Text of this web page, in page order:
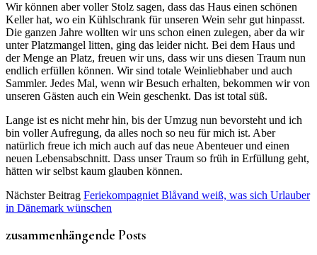
Wir können aber voller Stolz sagen, dass das Haus einen schönen
Keller hat, wo ein Kühlschrank für unseren Wein sehr gut hinpasst.
Die ganzen Jahre wollten wir uns schon einen zulegen, aber da wir
unter Platzmangel litten, ging das leider nicht. Bei dem Haus und
der Menge an Platz, freuen wir uns, dass wir uns diesen Traum nun
endlich erfüllen können. Wir sind totale Weinliebhaber und auch
Sammler. Jedes Mal, wenn wir Besuch erhalten, bekommen wir von
unseren Gästen auch ein Wein geschenkt. Das ist total süß.
Lange ist es nicht mehr hin, bis der Umzug nun bevorsteht und ich
bin voller Aufregung, da alles noch so neu für mich ist. Aber
natürlich freue ich mich auch auf das neue Abenteuer und einen
neuen Lebensabschnitt. Dass unser Traum so früh in Erfüllung geht,
hätten wir selbst kaum glauben können.
Nächster Beitrag Feriekompagniet Blåvand weiß, was sich Urlauber
in Dänemark wünschen
zusammenhängende Posts